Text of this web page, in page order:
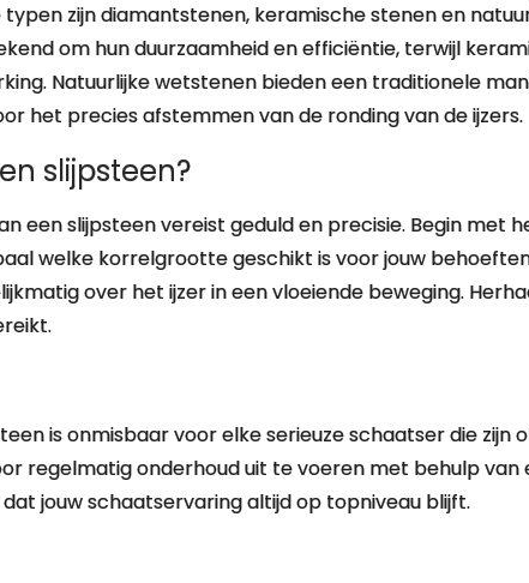
zijn diamantstenen, keramische stenen en
om hun duurzaamheid en efficiëntie, terwijl
Natuurlijke wetstenen bieden een traditionele
het precies afstemmen van de ronding van de ijzers.
slijpsteen?
een slijpsteen vereist geduld en precisie. Begin met
welke korrelgrootte geschikt is voor jouw
over het ijzer in een vloeiende beweging.
is onmisbaar voor elke serieuze schaatser die zijn
regelmatig onderhoud uit te voeren met behulp van
jouw schaatservaring altijd op topniveau blijft.